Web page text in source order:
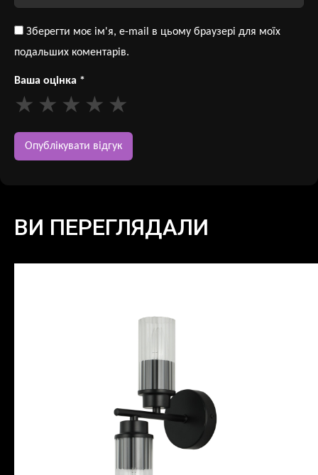
Зберегти моє ім'я, e-mail в цьому браузері для моїх
подальших коментарів.
Ваша оцінка *
ВИ ПЕРЕГЛЯДАЛИ